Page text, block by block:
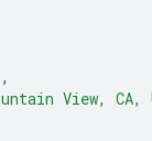
,
View, CA,